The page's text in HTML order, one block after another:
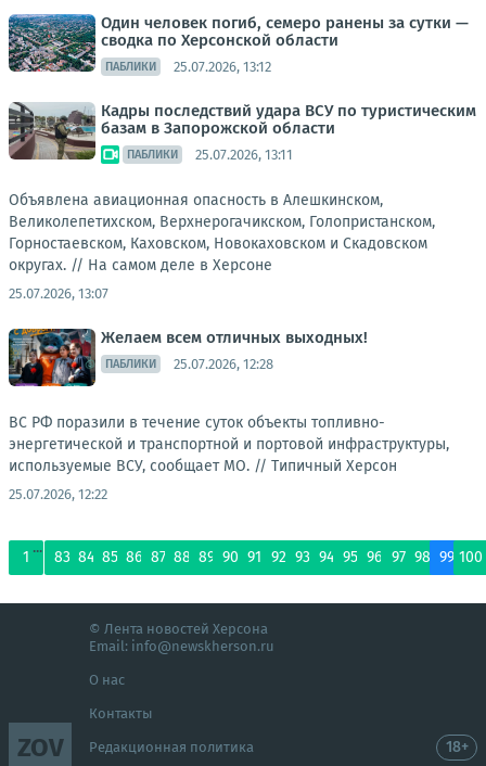
Один человек погиб, семеро ранены за сутки —
сводка по Херсонской области
ПАБЛИКИ 25.07.2026, 13:12
Кадры последствий удара ВСУ по туристическим
базам в Запорожской области
ПАБЛИКИ 25.07.2026, 13:11
Объявлена авиационная опасность в Алешкинском,
Великолепетихском, Верхнерогачикском, Голопристанском,
Горностаевском, Каховском, Новокаховском и Скадовском
округах. // На самом деле в Херсоне
25.07.2026, 13:07
Желаем всем отличных выходных!
ПАБЛИКИ 25.07.2026, 12:28
ВС РФ поразили в течение суток объекты топливно-
энергетической и транспортной и портовой инфраструктуры,
используемые ВСУ, сообщает МО. // Типичный Херсон
25.07.2026, 12:22
1
...
83 84 85 86 87 88 89 90 91 92 93 94 95 96 97 98 99 100
ZOV
© Лента новостей Херсона
Email: info@newskherson.ru
О нас
Контакты
Редакционная политика 18+